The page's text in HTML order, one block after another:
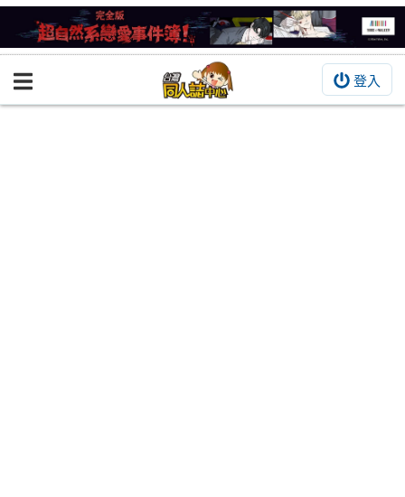
登入
BOOKY書集倉庫